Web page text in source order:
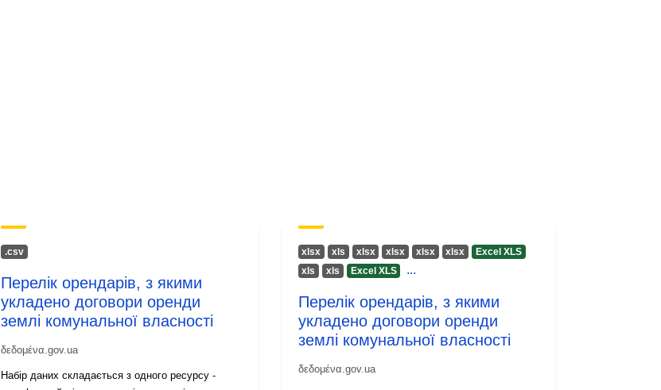
.сsv
Перелік орендарів, з якими
укладено договори оренди
землі комунальної власності
δεδομένα.gov.ua
Набір даних складається з одного ресурсу -
хlsx хls хlsx хlsx хlsx хlsx
Excel XLS
хls
хls Excel XLS ...
Перелік орендарів, з якими
укладено договори оренди
землі комунальної власності
δεδομένα.gov.ua